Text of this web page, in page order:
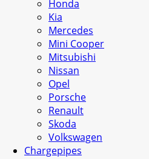
Honda
Kia
Mercedes
Mini Cooper
Mitsubishi
Nissan
Opel
Porsche
Renault
Skoda
Volkswagen
Chargepipes